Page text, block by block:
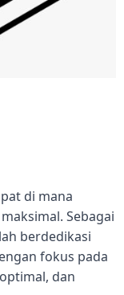
di mana
Sebagai
berdedikasi
fokus pada
dan